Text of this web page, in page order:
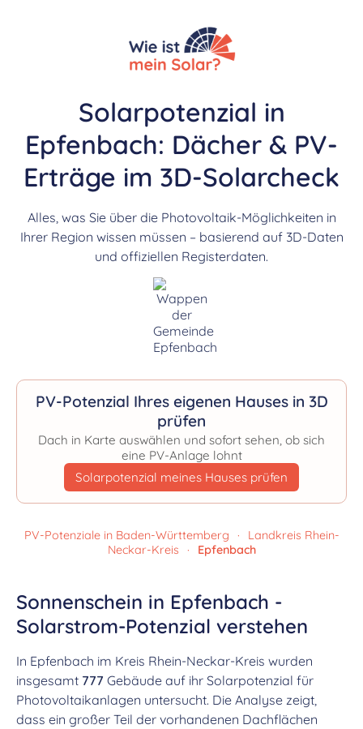
Solarpotenzial in
Epfenbach: Dächer & PV-
Erträge im 3D-Solarcheck
Alles, was Sie über die Photovoltaik-Möglichkeiten in
Ihrer Region wissen müssen – basierend auf 3D-Daten
und offiziellen Registerdaten.
PV-Potenzial Ihres eigenen Hauses in 3D
prüfen
Dach in Karte auswählen und sofort sehen, ob sich
eine PV-Anlage lohnt
Solarpotenzial meines Hauses prüfen
PV-Potenziale in Baden-Württemberg ·
Landkreis Rhein-
Neckar-Kreis
· Epfenbach
Sonnenschein in Epfenbach -
Solarstrom-Potenzial verstehen
In Epfenbach im Kreis Rhein-Neckar-Kreis wurden
insgesamt 777 Gebäude auf ihr Solarpotenzial für
Photovoltaikanlagen untersucht. Die Analyse zeigt,
dass ein großer Teil der vorhandenen Dachflächen